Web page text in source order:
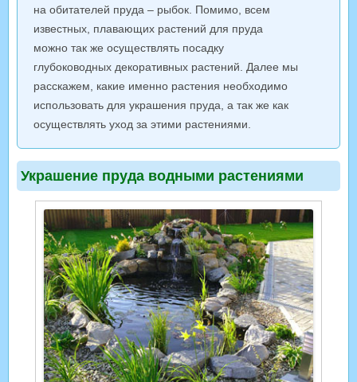
на обитателей пруда – рыбок. Помимо, всем
известных, плавающих растений для пруда
можно так же осуществлять посадку
глубоководных декоративных растений. Далее мы
расскажем, какие именно растения необходимо
использовать для украшения пруда, а так же как
осуществлять уход за этими растениями.
Украшение пруда водными растениями